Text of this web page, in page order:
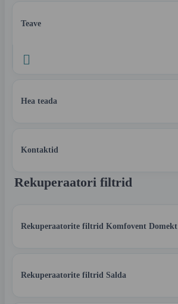
Teave

Hea teada
Kontaktid
Rekuperaatori filtrid
Rekuperaatorite filtrid Komfovent Domekt
Rekuperaatorite filtrid Salda